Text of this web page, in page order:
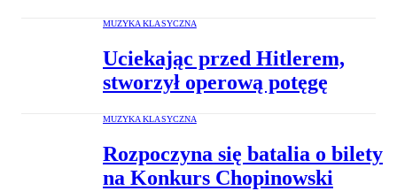
MUZYKA KLASYCZNA
Uciekając przed Hitlerem,
stworzył operową potęgę
MUZYKA KLASYCZNA
Rozpoczyna się batalia o bilety
na Konkurs Chopinowski